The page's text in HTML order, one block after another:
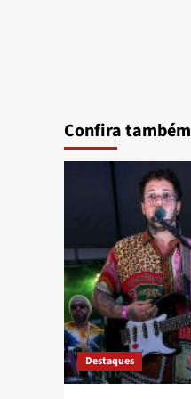
Confira também
Destaques